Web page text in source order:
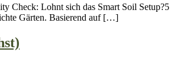
Check: Lohnt sich das Smart Soil Setup?5
Gärten. Basierend auf […]